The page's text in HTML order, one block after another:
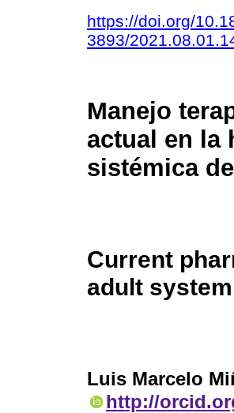
https://doi.org/
3893/
Manejo
actual en la
sistémica
Current
adult
Luis Marcelo
http://